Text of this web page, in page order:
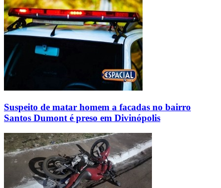
Suspeito de matar homem a facadas no bairro
Santos Dumont é preso em Divinópolis